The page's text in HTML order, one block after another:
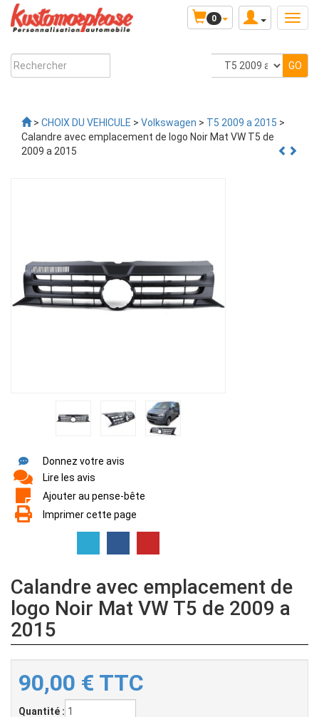
0
> CHOIX DU VEHICULE > Volkswagen > T5 2009 a 2015 >
Calandre avec emplacement de logo Noir Mat VW T5 de
2009 a 2015
Donnez votre avis
Lire les avis
Ajouter au pense-bête
Imprimer cette page
Calandre avec emplacement de
logo Noir Mat VW T5 de 2009 a
2015
90,00 € TTC
Quantité :